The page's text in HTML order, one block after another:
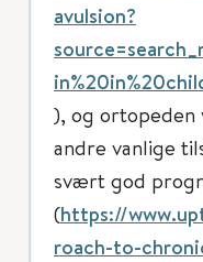
avulsion?
), og ortopeden
andre vanlige
svært god
(https://
roach-to-